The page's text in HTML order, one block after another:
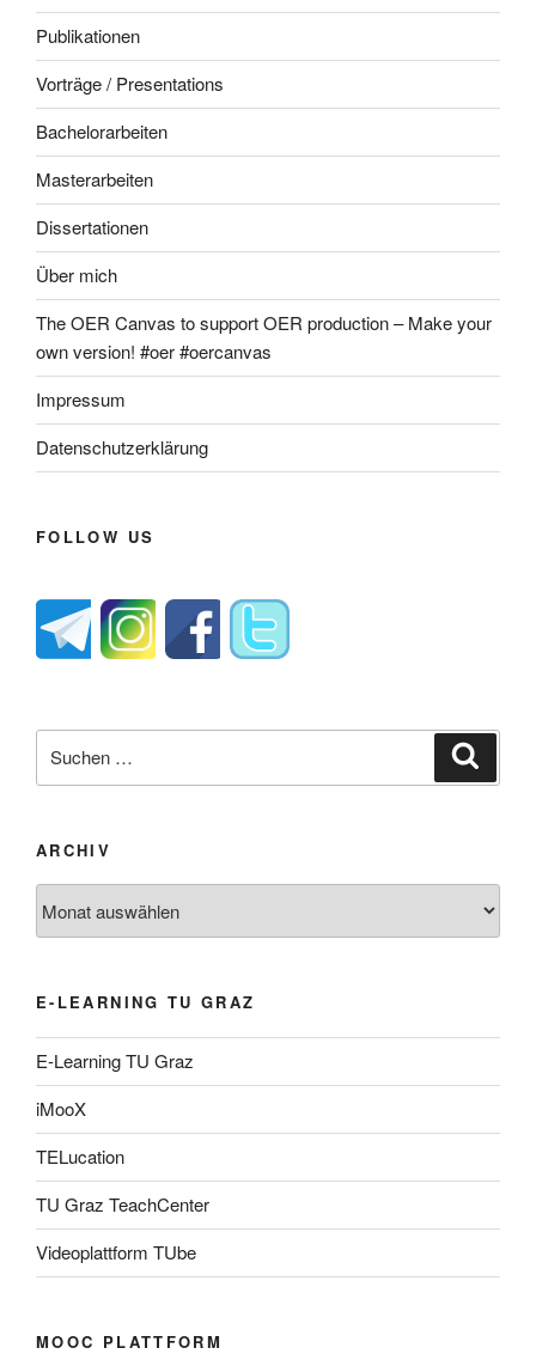
Publikationen
Vorträge / Presentations
Bachelorarbeiten
Masterarbeiten
Dissertationen
Über mich
The OER Canvas to support OER production – Make your
own version! #oer #oercanvas
Impressum
Datenschutzerklärung
FOLLOW US
nach:
ARCHIV
E-LEARNING TU GRAZ
E-Learning TU Graz
iMooX
TELucation
TU Graz TeachCenter
Videoplattform TUbe
MOOC PLATTFORM